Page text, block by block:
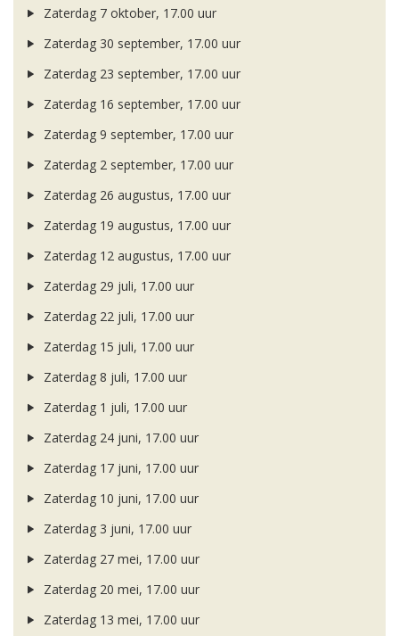
Zaterdag 7 oktober, 17.00 uur
Zaterdag 30 september, 17.00 uur
Zaterdag 23 september, 17.00 uur
Zaterdag 16 september, 17.00 uur
Zaterdag 9 september, 17.00 uur
Zaterdag 2 september, 17.00 uur
Zaterdag 26 augustus, 17.00 uur
Zaterdag 19 augustus, 17.00 uur
Zaterdag 12 augustus, 17.00 uur
Zaterdag 29 juli, 17.00 uur
Zaterdag 22 juli, 17.00 uur
Zaterdag 15 juli, 17.00 uur
Zaterdag 8 juli, 17.00 uur
Zaterdag 1 juli, 17.00 uur
Zaterdag 24 juni, 17.00 uur
Zaterdag 17 juni, 17.00 uur
Zaterdag 10 juni, 17.00 uur
Zaterdag 3 juni, 17.00 uur
Zaterdag 27 mei, 17.00 uur
Zaterdag 20 mei, 17.00 uur
Zaterdag 13 mei, 17.00 uur